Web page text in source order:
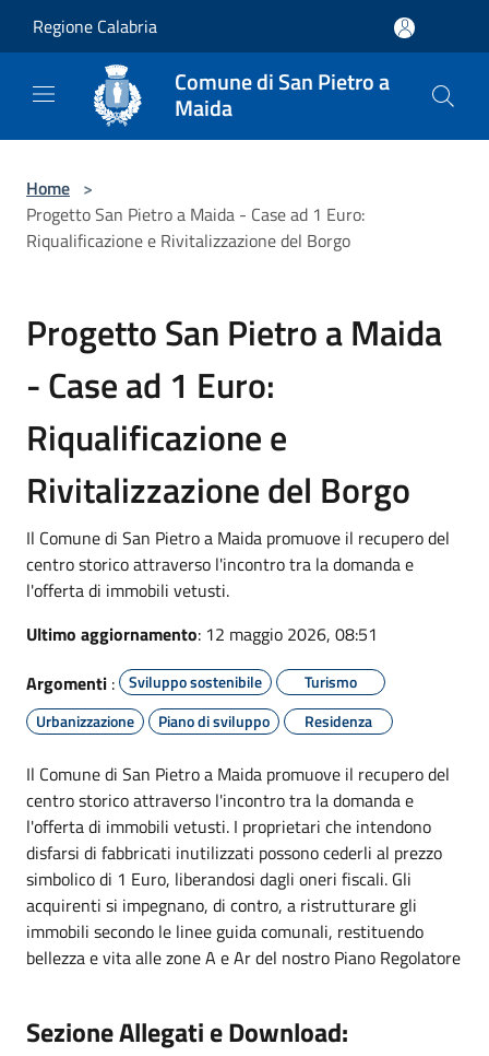
Regione Calabria
Comune di San Pietro a
Maida
Home >
Progetto San Pietro a Maida - Case ad 1 Euro:
Riqualificazione e Rivitalizzazione del Borgo
Progetto San Pietro a Maida
- Case ad 1 Euro:
Riqualificazione e
Rivitalizzazione del Borgo
Il Comune di San Pietro a Maida promuove il recupero del
centro storico attraverso l'incontro tra la domanda e
l'offerta di immobili vetusti.
Ultimo aggiornamento: 12 maggio 2026, 08:51
Argomenti : Sviluppo sostenibile
Turismo
Urbanizzazione
Piano di sviluppo Residenza
Il Comune di San Pietro a Maida promuove il recupero del
centro storico attraverso l'incontro tra la domanda e
l'offerta di immobili vetusti. I proprietari che intendono
disfarsi di fabbricati inutilizzati possono cederli al prezzo
simbolico di 1 Euro, liberandosi dagli oneri fiscali. Gli
acquirenti si impegnano, di contro, a ristrutturare gli
immobili secondo le linee guida comunali, restituendo
bellezza e vita alle zone A e Ar del nostro Piano Regolatore
Sezione Allegati e Download: